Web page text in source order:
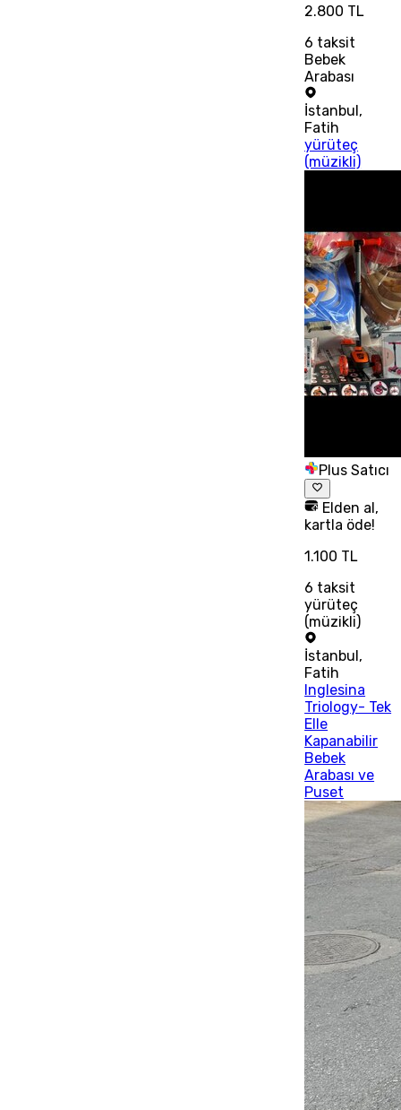
2.800 TL
6 taksit
Bebek
Arabası
İstanbul,
Fatih
yürüteç
(müzikli)
Plus Satıcı
Elden al,
kartla öde!
1.100 TL
6 taksit
yürüteç
(müzikli)
İstanbul,
Fatih
Inglesina
Triology- Tek
Elle
Kapanabilir
Bebek
Arabası ve
Puset